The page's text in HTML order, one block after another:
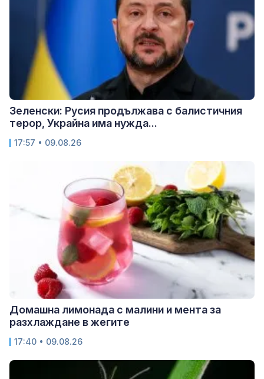
Зеленски: Русия продължава с балистичния
терор, Украйна има нужда...
17:57 • 09.08.26
Домашна лимонада с малини и мента за
разхлаждане в жегите
17:40 • 09.08.26